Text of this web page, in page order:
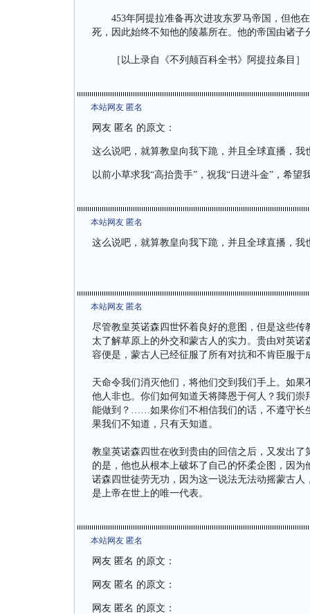
453年阿提拉准备再次进攻东罗马帝国，但他在
死，因此始终不知他的陵墓所在。他的帝国由诸子
［以上录自《不列颠百科全书》阿提拉条目］
本站网友 匿名
网友 匿名 的原文：
这么说吧，就算教皇向我下跪，并且全球直播，我
以前小草求我“高抬贵手”，祝我“日进斗金”，希
本站网友 匿名
这么说吧，就算教皇向我下跪，并且全球直播，我
本站网友 匿名
尽管教皇英诺森四世怀着良好的意图，但是这些
太了解草原上的外交和蒙古人的实力。贵由对英
容便是，蒙古人已经征服了所有对抗和不肯臣服于
天命令我们消灭他们，将他们交到我们手上。如
他人非也。你们如何知道天将降恩于何人？我们
能做到？……如果你们不相信我们的话，不遵守长
果我们不知道，只有天知道。
教皇英诺森四世在收到贵由的回信之后，又发出
的是，他也从根本上破坏了自己的怀柔企图，因
诺森四世徒劳无功，因为这一说法无法动摇蒙古
是上帝在世上的唯一代表。
本站网友 匿名
网友 匿名 的原文：
网友 匿名 的原文：
网友 匿名 的原文：